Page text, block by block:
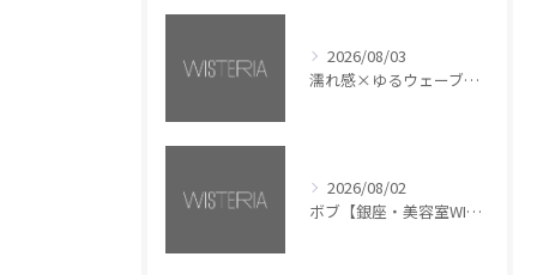
2026/08/03
濡れ感×ゆるウェーブミディアム【銀座・美容室WISTERIA】
2026/08/02
ボブ【銀座・美容室WISTERIA】